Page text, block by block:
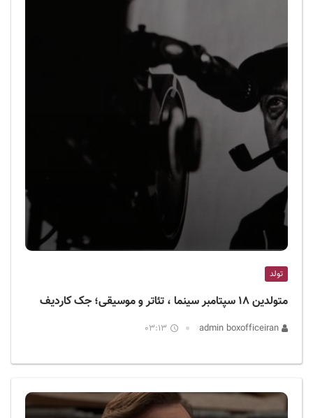
تولد
متولدین ۱۸ سپتامبر سینما ، تئاتر و موسیقی؛ جک کاردیف
03:13